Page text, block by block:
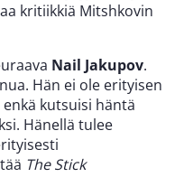
kritiikkiä Mitshkovin
Nail Jakupov.
Hän ei ole erityisen
kutsuisi häntä
Hänellä tulee
The Stick